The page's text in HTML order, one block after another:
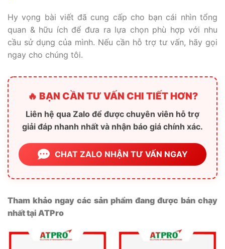
Hy vọng bài viết đã cung cấp cho bạn cái nhìn tổng
quan & hữu ích để đưa ra lựa chọn phù hợp với nhu
cầu sử dụng của mình. Nếu cần hỗ trợ tư vấn, hãy gọi
ngay cho chúng tôi.
🔥 BẠN CẦN TƯ VẤN CHI TIẾT HƠN?
Liên hệ qua Zalo để được chuyên viên hỗ trợ
giải đáp nhanh nhất và nhận báo giá chính xác.
CHAT ZALO NHẬN TƯ VẤN NGAY
Tham khảo ngay các sản phẩm đang được bán chạy
nhất tại ATPro